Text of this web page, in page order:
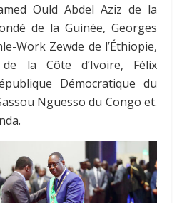
Ould Abdel Aziz de la
de la Guinée, Georges
Work Zewde de l’Éthiopie,
la Côte d’Ivoire, Félix
Démocratique du
Nguesso du Congo et.